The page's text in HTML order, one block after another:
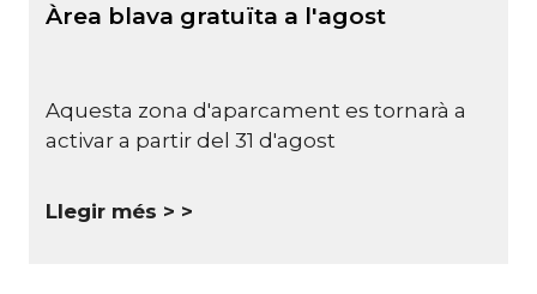
Àrea blava gratuïta a l'agost
Aquesta zona d'aparcament es tornarà a
activar a partir del 31 d'agost
Llegir més >